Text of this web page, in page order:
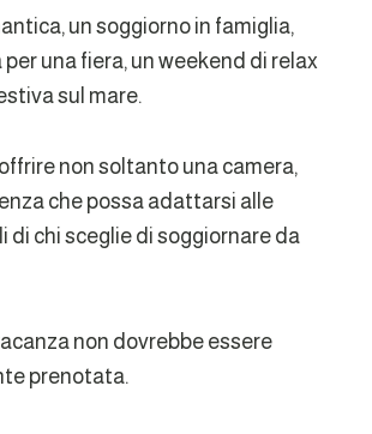
un soggiorno in famiglia,
una fiera, un weekend di relax
sul mare.
non soltanto una camera,
che possa adattarsi alle
di chi sceglie di soggiornare da
non dovrebbe essere
prenotata.